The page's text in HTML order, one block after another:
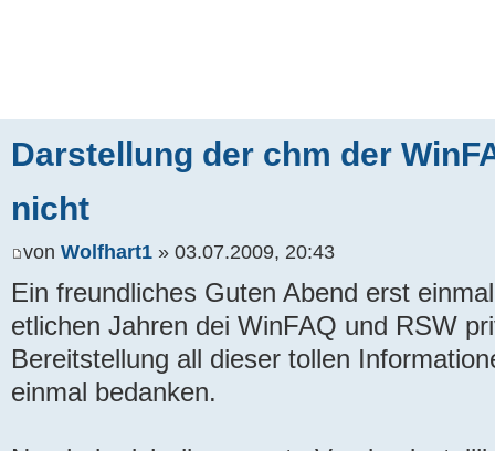
Darstellung der chm der
nicht
von Wolfhart1 » 03.07.2009, 20:43
Ein freundliches Guten Abend erst
etlichen Jahren dei WinFAQ und RSW
Bereitstellung all dieser tollen
einmal bedanken.